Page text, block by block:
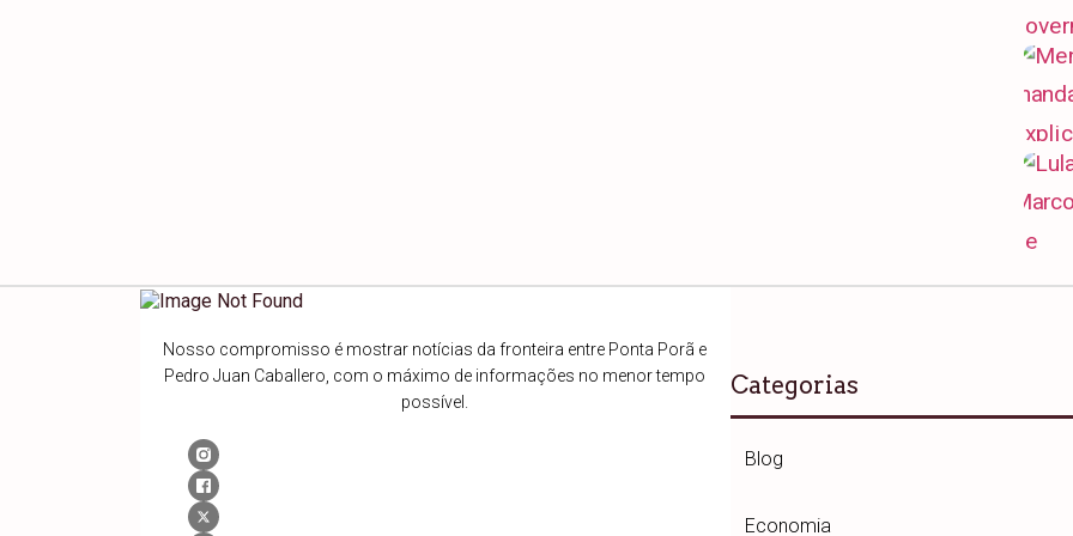
Nosso compromisso é mostrar notícias da fronteira entre Ponta Porã e
Pedro Juan Caballero, com o máximo de informações no menor tempo
possível.
Categorias
Blog
Economia